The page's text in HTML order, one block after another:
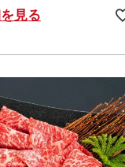
見る